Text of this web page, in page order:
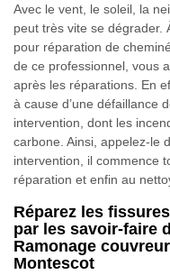
Avec le vent, le soleil, la
peut très vite se dégrader.
pour réparation de
de ce professionnel, vous
après les réparations. En
à cause d’une défaillance
intervention, dont les
carbone. Ainsi, appelez-le
intervention, il commence
réparation et enfin au
Réparez les
par les savoir-faire
Ramonage
Montescot